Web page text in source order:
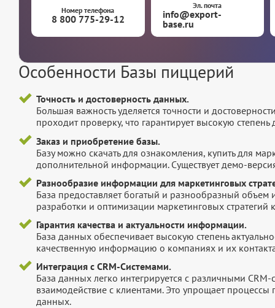
Номер телефона
8 800 775-29-12
Эл. почта
info@export-
base.ru
Особенности Базы пиццерий
Точность и достоверность данных.
Большая важность уделяется точности и
проходит проверку, что гарантирует высокую
Заказ и приобретение базы.
Базу можно скачать для ознакомления, купить для
дополнительной информации. Существует демо-
Разнообразие информации для маркетинговых
База предоставляет богатый и разнообразный
разработки и оптимизации маркетинговых стратегий
Гарантия качества и актуальности информации.
База данных обеспечивает высокую степень
качественную информацию о компаниях и их
Интеграция с CRM-Системами.
База данных легко интегрируется с различными
взаимодействие с клиентами. Это упрощает
данных.